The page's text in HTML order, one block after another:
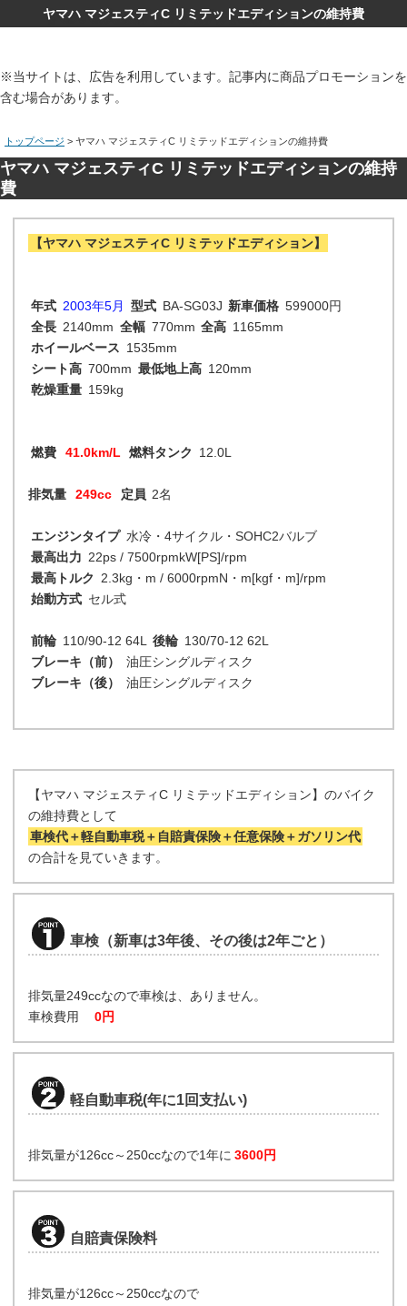
ヤマハ マジェスティC リミテッドエディションの維持費
※当サイトは、広告を利用しています。記事内に商品プロモーションを
含む場合があります。
トップページ > ヤマハ マジェスティC リミテッドエディションの維持費
ヤマハ マジェスティC リミテッドエディションの維持
費
【ヤマハ マジェスティC リミテッドエディション】
年式 2003年5月 型式 BA-SG03J 新車価格 599000円
全長 2140mm 全幅 770mm 全高 1165mm
ホイールベース 1535mm
シート高 700mm 最低地上高 120mm
乾燥重量 159kg
燃費 41.0km/L 燃料タンク 12.0L
排気量 249cc 定員 2名
エンジンタイプ 水冷・4サイクル・SOHC2バルブ
最高出力 22ps / 7500rpmkW[PS]/rpm
最高トルク
2.3kg・m / 6000rpmN・m[kgf・m]/rpm
始動方式 セル式
前輪 110/90-12 64L 後輪 130/70-12 62L
ブレーキ（前）
油圧シングルディスク
ブレーキ（後）
油圧シングルディスク
【ヤマハ マジェスティC リミテッドエディション】のバイク
の維持費として
車検代＋軽自動車税＋自賠責保険＋任意保険＋ガソリン代
の合計を見ていきます。
車検（新車は3年後、その後は2年ごと）
排気量249ccなので車検は、ありません。
車検費用
0円
軽自動車税(年に1回支払い)
排気量が126cc～250ccなので1年に 3600円
自賠責保険料
排気量が126cc～250ccなので